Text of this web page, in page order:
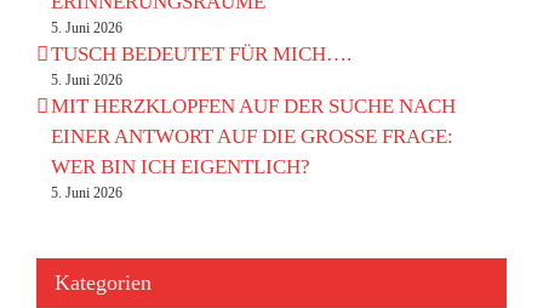
5. Juni 2026
TUSCH BEDEUTET FÜR MICH….
5. Juni 2026
MIT HERZKLOPFEN AUF DER SUCHE NACH
EINER ANTWORT AUF DIE GROSSE FRAGE:
WER BIN ICH EIGENTLICH?
5. Juni 2026
Kategorien